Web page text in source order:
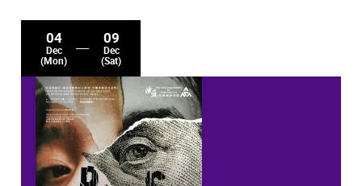
04
Dec
(Mon)
09
Dec
(Sat)